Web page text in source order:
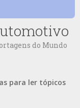
do Mundo
para ler tópicos